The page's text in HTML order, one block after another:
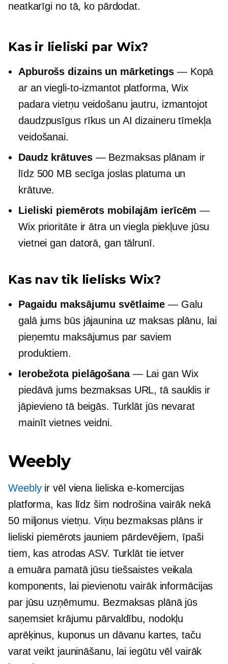
neatkarīgi no tā, ko pārdodat.
Kas ir lieliski par Wix?
Apburošs dizains un mārketings — Kopā
ar anviegli-to-izmantotplatforma, Wix
padara vietņu veidošanu jautru, izmantojot
daudzpusīgus rīkus un AI dizaineru tīmekļa
veidošanai.
Daudz krātuves— Bezmaksas plānam ir
līdz 500 MB secīga joslas platuma un
krātuve.
Lieliski piemērots mobilajām ierīcēm —
Wix prioritāte ir ātra un viegla piekļuve jūsu
vietnei gan datorā, gan tālrunī.
Kas nav tik lielisks Wix?
Pagaidu maksājumu svētlaime — Galu
galā jums būs jājaunina uz maksas plānu, lai
pieņemtu maksājumus par saviem
produktiem.
Ierobežota pielāgošana— Lai gan Wix
piedāvā jums bezmaksas URL, tā sauklis ir
jāpievieno tā beigās. Turklāt jūs nevarat
mainīt vietnes veidni.
Weebly
Weeblyir vēl viena lieliska e-komercijas
platforma, kas līdz šim nodrošina vairāk nekā
50 miljonus vietņu. Viņu bezmaksas plāns ir
lieliski piemērots jauniem pārdevējiem, īpaši
tiem, kas atrodas ASV. Turklāt tie ietver
a emuāra pamatājūsu tiešsaistes veikala
komponents, lai pievienotu vairāk informācijas
par jūsu uzņēmumu. Bezmaksas plānā jūs
saņemsiet krājumu pārvaldību, nodokļu
aprēķinus, kuponus un dāvanu kartes, taču
varat veikt jaunināšanu, lai iegūtu vēl vairāk